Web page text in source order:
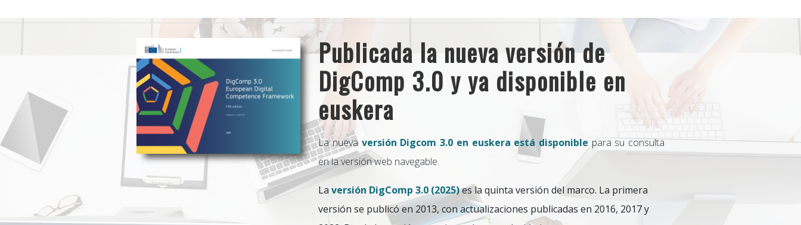
Publicada la nueva versión de
DigComp 3.0 y ya disponible en
euskera
La nuevaversión Digcom 3.0 en euskera está disponible para su consulta
en la versión web navegable.
Laversión DigComp 3.0 (2025)es la quinta versión del marco. La primera
versión se publicó en 2013, con actualizaciones publicadas en 2016, 2017 y